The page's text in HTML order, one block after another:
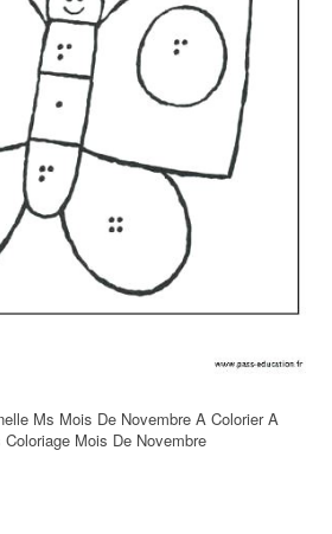
Ms Mois De Novembre A Colorier A
Mois De Novembre